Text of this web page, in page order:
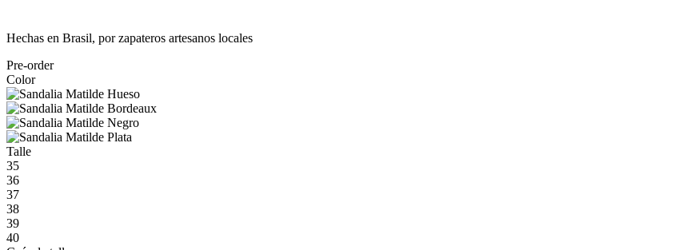
Hechas en Brasil, por zapateros artesanos locales
Pre-order
Color
Talle
35
36
37
38
39
40